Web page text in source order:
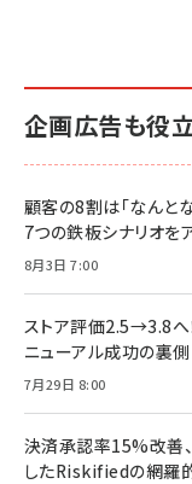
企画広告も役
顧客の8割は「なんと
7つの鉄板シナリオを
8月3日 7:00
ストア評価2.5→3.8へ
ニューアル成功の裏
7月29日 8:00
決済承認率15%改善
したRiskifiedの網羅